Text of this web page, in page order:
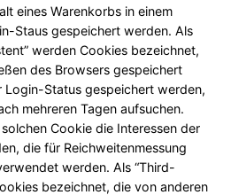
eines Warenkorbs in einem
Staus gespeichert werden. Als
werden Cookies bezeichnet,
des Browsers gespeichert
Login-Status gespeichert werden,
mehreren Tagen aufsuchen.
Cookie die Interessen der
die für Reichweitenmessung
werden. Als “Third-
bezeichnet, die von anderen